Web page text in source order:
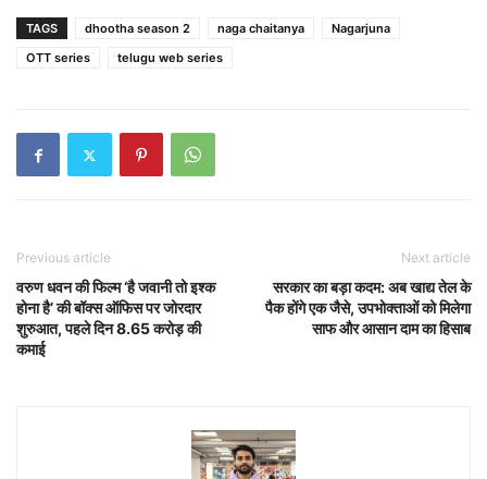
TAGS dhootha season 2 naga chaitanya
Nagarjuna
OTT series
telugu web series
Previous article
वरुण धवन की फिल्म ‘है जवानी तो इश्क
होना है’ की बॉक्स ऑफिस पर जोरदार
शुरुआत, पहले दिन 8.65 करोड़ की
कमाई
Next article
सरकार का बड़ा कदम: अब खाद्य तेल के
पैक होंगे एक जैसे, उपभोक्ताओं को मिलेगा
साफ और आसान दाम का हिसाब